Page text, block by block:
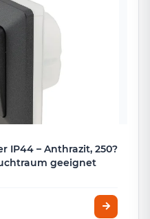
IP44 – Anthrazit, 250?
geeignet